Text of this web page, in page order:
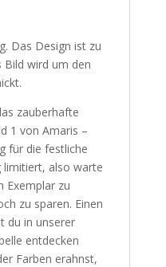
Das Design ist zu
Bild wird um den
zauberhafte
1 von Amaris –
für die festliche
limitiert, also warte
Exemplar zu
zu sparen. Einen
du in unserer
entdecken
Farben erahnst,